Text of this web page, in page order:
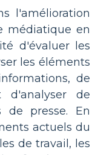
l'amélioration
médiatique en
d'évaluer les
les éléments
de
d'analyser de
de presse. En
actuels du
de travail, les